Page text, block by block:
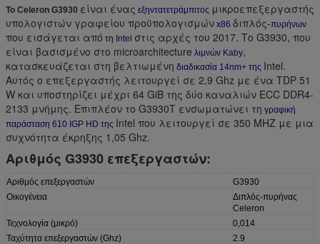
Το Celeron G3930 είναι ένας εξηντατετράμπιτος μικροεπεξεργαστής
υπολογιστών γραφείου προϋπολογισμών x86 διπλός-πυρήνων
που εισάγεται από τη Intel στις αρχές του 2017. Το G3930, που
είναι βασισμένο στο microarchitecture λιμνών Kaby,
κατασκευάζεται στη βελτιωμένη διαδικασία 14nm+ της Intel.
Αυτός ο επεξεργαστής λειτουργεί σε 2,9 Ghz με ένα TDP 51
W και υποστηρίζει μέχρι 64 GiB της δύο καναλιών ECC DDR4-
2133 μνήμης. Επιπλέον το G3930T ενσωματώνει τη γραφική
παράσταση 610 IGP HD της Intel που λειτουργεί σε 350 MHZ με μια
συχνότητα έκρηξης 1,05 Ghz.
Αριθμός G3930 επεξεργαστών:
Αριθμός επεξεργαστών
G3930
Οικογένεια
Διπλός-πυρήνας
Celeron
Τεχνολογία (μικρό)
0,014
Ταχύτητα επεξεργαστών (Ghz)
2.9